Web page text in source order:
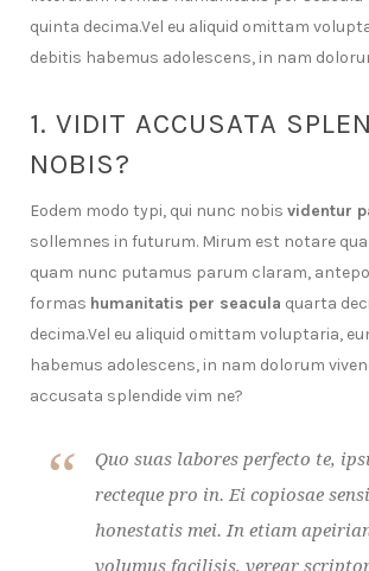
quinta decima.Vel eu aliquid omittam
debitis habemus adolescens, in nam
1. VIDIT ACCUSATA
NOBIS?
Eodem modo typi, qui nunc nobis videntur
sollemnes in futurum. Mirum est notare
quam nunc putamus parum claram,
formas humanitatis per seacula quarta
decima.Vel eu aliquid omittam voluptaria,
habemus adolescens, in nam dolorum
accusata splendide vim ne?
Quo suas labores perfecto te,
recteque pro in. Ei copiosae
honestatis mei. In etiam
volumus facilisis, verear